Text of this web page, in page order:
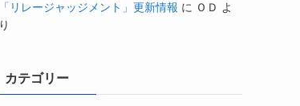
「リレージャッジメント」更新情報 に ＯＤ よ
り
カテゴリー